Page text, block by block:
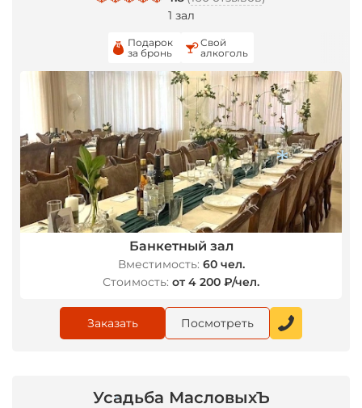
1 зал
Подарок
за бронь
Свой
алкоголь
Банкетный зал
Вместимость: 60 чел.
Стоимость: от 4 200 ₽/чел.
Заказать Посмотреть
Усадьба МасловыхЪ
*
*